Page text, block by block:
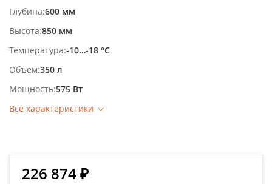
Глубина 600 мм
Высота 850 мм
Температура -10…-18 °С
Объем 350 л
Мощность 575 Вт
Все характеристики
226 874 ₽